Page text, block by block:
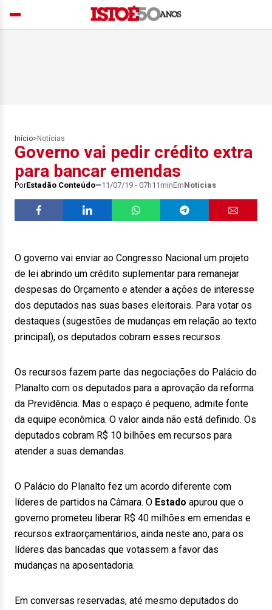
Início> Notícias
Governo vai pedir crédito extra
para bancar emendas
PorEstadão Conteúdo 11/07/19 - 07h11minEmNotícias
O governo vai enviar ao Congresso Nacional um projeto
de lei abrindo um crédito suplementar para remanejar
despesas do Orçamento e atender a ações de interesse
dos deputados nas suas bases eleitorais. Para votar os
destaques (sugestões de mudanças em relação ao texto
principal), os deputados cobram esses recursos.
Os recursos fazem parte das negociações do Palácio do
Planalto com os deputados para a aprovação da reforma
da Previdência. Mas o espaço é pequeno, admite fonte
da equipe econômica. O valor ainda não está definido. Os
deputados cobram R$ 10 bilhões em recursos para
atender a suas demandas.
O Palácio do Planalto fez um acordo diferente com
líderes de partidos na Câmara. O Estado apurou que o
governo prometeu liberar R$ 40 milhões em emendas e
recursos extraorçamentários, ainda neste ano, para os
líderes das bancadas que votassem a favor das
mudanças na aposentadoria.
Em conversas reservadas, até mesmo deputados do